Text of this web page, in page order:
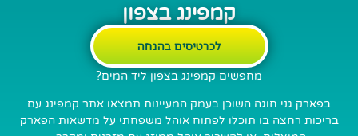
קמפינג בצפון
לכרטיסים בהנחה
מחפשים קמפינג בצפון ליד המים?
בפארק גני חוגה השוכן בעמק המעיינות תמצאו אתר קמפינג עם
בריכות רחצה בו תוכלו לפתוח אוהל משפחתי על מדשאות הפארק